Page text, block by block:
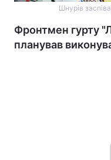
Шнурів
Фронтмен гурту
планував